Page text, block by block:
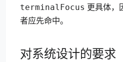
terminalFocus 更具体，
者应先命中。
对系统设计的要求